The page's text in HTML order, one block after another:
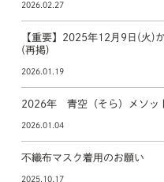
2026.02.27
【重要】2025年12月9日(火)
(再掲)
2026.01.19
2026年 青空（そら）メソッ
2026.01.04
不織布マスク着用のお願い
2025.10.17